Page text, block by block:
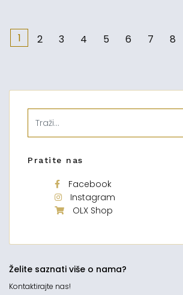
1 2 3 4 5 6 7 8
Pratite nas
Facebook
Instagram
OLX Shop
Želite saznati više o nama?
Kontaktirajte nas!